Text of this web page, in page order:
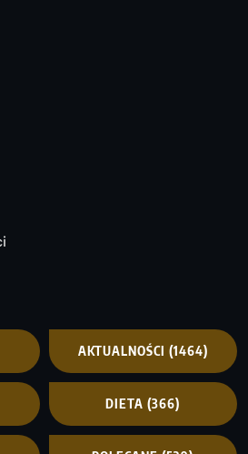
AKTUALNOŚCI (1464)
DIETA (366)